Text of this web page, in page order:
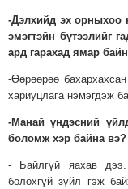
-Дэлхийд эх орныхоо
эмэгтэйн бүтээлийг
ард гарахад ямар
-Өөрөөрөө
хариуцлага нэмэгдэж
-Манай үндэсний
боломж хэр байна вэ?
- Байлгүй яахав
болохгүй зүйл гэж